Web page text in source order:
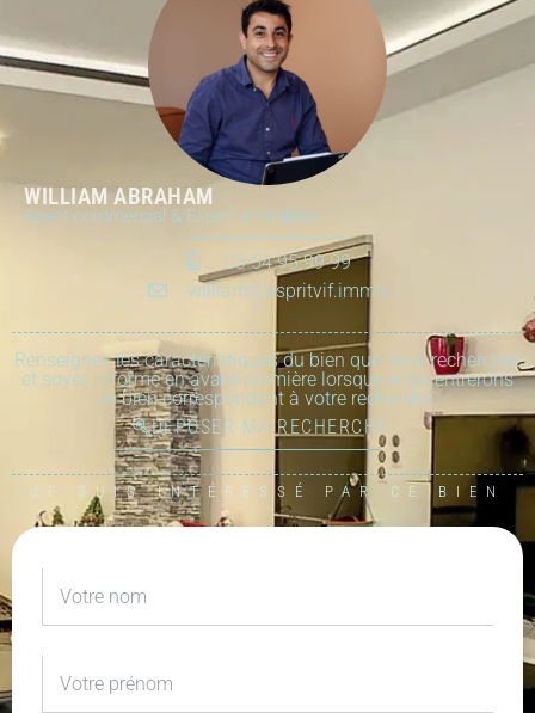
WILLIAM ABRAHAM
Agent commercial & Expert immobilier
03 54 95 99 99
william@espritvif.immo
Renseignez les caractéristiques du bien que vous recherchez
et soyez informé en avant-première lorsque nous entrerons
un bien correspondant à votre recherche :
DÉPOSER MA RECHERCHE
JE SUIS INTÉRESSÉ PAR CE BIEN